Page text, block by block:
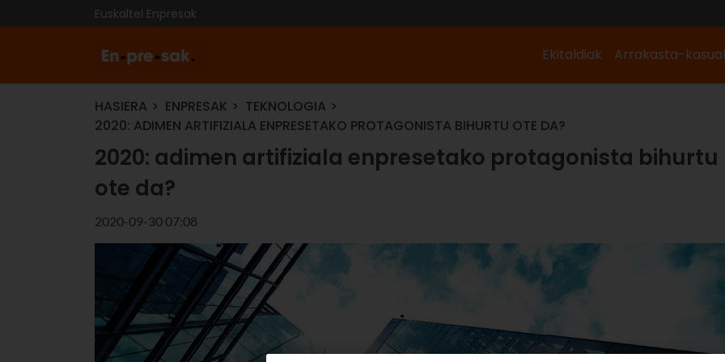
Euskaltel Enpresak
Ekitaldiak Arrakasta-
HASIERA ENPRESAK
TEKNOLOGIA
2020: ADIMEN ARTIFIZIALA ENPRESETAKO PROTAGONISTA BIHURTU OTE DA?
2020: adimen artifiziala enpresetako protagonista bihurtu
ote da?
2020-09-30 07:08